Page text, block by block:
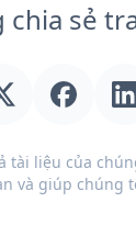
chia sẻ
tài liệu của
và giúp chúng